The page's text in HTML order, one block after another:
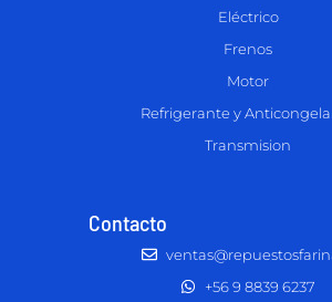
Eléctrico
Frenos
Motor
Refrigerante y
Transmision
Contacto
+56 9 8839 6237